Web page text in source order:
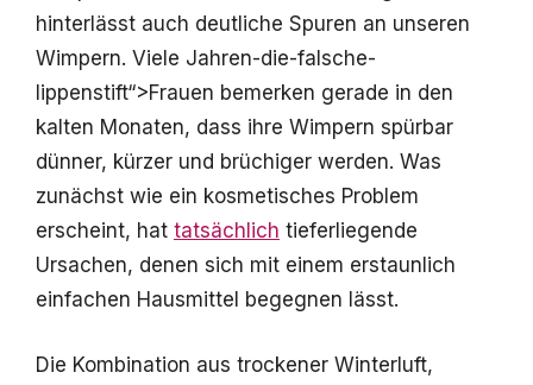
hinterlässt auch deutliche Spuren an unseren
Wimpern. Viele Jahren-die-falsche-
lippenstift“>Frauen bemerken gerade in den
kalten Monaten, dass ihre Wimpern spürbar
dünner, kürzer und brüchiger werden. Was
zunächst wie ein kosmetisches Problem
erscheint, hat tatsächlich tieferliegende
Ursachen, denen sich mit einem erstaunlich
einfachen Hausmittel begegnen lässt.
Die Kombination aus trockener Winterluft,